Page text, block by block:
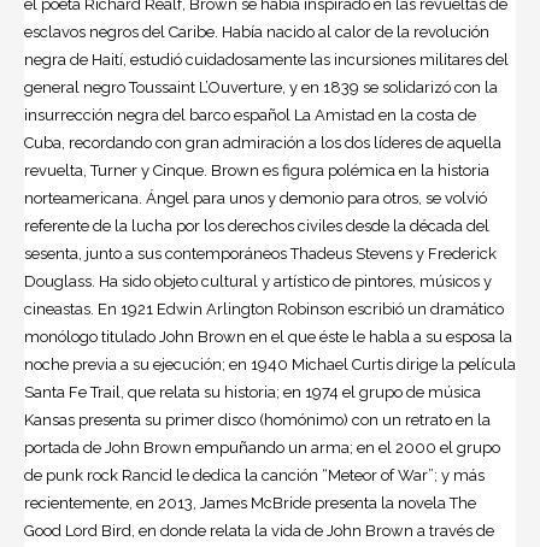
el poeta Richard Realf, Brown se había inspirado en las revueltas de
esclavos negros del Caribe. Había nacido al calor de la revolución
negra de Haití, estudió cuidadosamente las incursiones militares del
general negro Toussaint L’Ouverture, y en 1839 se solidarizó con la
insurrección negra del barco español La Amistad en la costa de
Cuba, recordando con gran admiración a los dos líderes de aquella
revuelta, Turner y Cinque. Brown es figura polémica en la historia
norteamericana. Ángel para unos y demonio para otros, se volvió
referente de la lucha por los derechos civiles desde la década del
sesenta, junto a sus contemporáneos Thadeus Stevens y Frederick
Douglass. Ha sido objeto cultural y artístico de pintores, músicos y
cineastas. En 1921 Edwin Arlington Robinson escribió un dramático
monólogo titulado John Brown en el que éste le habla a su esposa la
noche previa a su ejecución; en 1940 Michael Curtis dirige la película
Santa Fe Trail, que relata su historia; en 1974 el grupo de música
Kansas presenta su primer disco (homónimo) con un retrato en la
portada de John Brown empuñando un arma; en el 2000 el grupo
de punk rock Rancid le dedica la canción “Meteor of War”; y más
recientemente, en 2013, James McBride presenta la novela The
Good Lord Bird, en donde relata la vida de John Brown a través de